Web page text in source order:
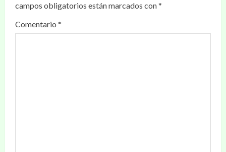
campos obligatorios están marcados con*
Comentario *